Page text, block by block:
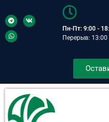
Пн-Пт: 9:00 -
Перерыв: 13:00